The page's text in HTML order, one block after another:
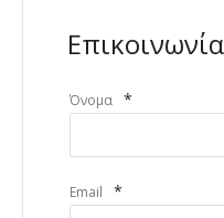
Επικοινωνία
Όνομα *
Email *